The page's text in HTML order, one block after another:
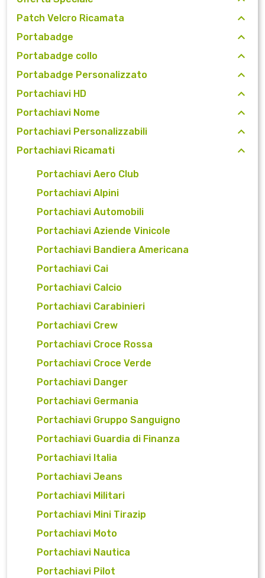
Patch Velcro Ricamata
Portabadge
Portabadge collo
Portabadge Personalizzato
Portachiavi HD
Portachiavi Nome
Portachiavi Personalizzabili
Portachiavi Ricamati
Portachiavi Aero Club
Portachiavi Alpini
Portachiavi Automobili
Portachiavi Aziende Vinicole
Portachiavi Bandiera Americana
Portachiavi Cai
Portachiavi Calcio
Portachiavi Carabinieri
Portachiavi Crew
Portachiavi Croce Rossa
Portachiavi Croce Verde
Portachiavi Danger
Portachiavi Germania
Portachiavi Gruppo Sanguigno
Portachiavi Guardia di Finanza
Portachiavi Italia
Portachiavi Jeans
Portachiavi Militari
Portachiavi Mini Tirazip
Portachiavi Moto
Portachiavi Nautica
Portachiavi Pilot